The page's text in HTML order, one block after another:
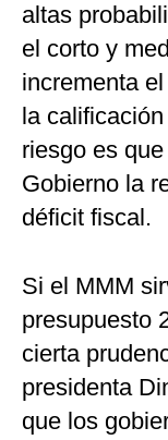
altas
el corto y
incrementa
la
riesgo es
Gobierno la
déficit fiscal.
Si el MMM
presupuesto
cierta
presidenta
que los